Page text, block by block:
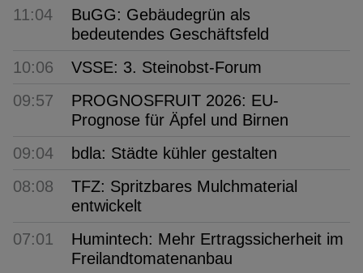
11:04
BuGG: Gebäudegrün als
bedeutendes Geschäftsfeld
10:06
VSSE: 3. Steinobst-Forum
09:57
PROGNOSFRUIT 2026: EU-
Prognose für Äpfel und Birnen
09:04
bdla: Städte kühler gestalten
08:08
TFZ: Spritzbares Mulchmaterial
entwickelt
07:01
Humintech: Mehr Ertragssicherheit im
Freilandtomatenanbau